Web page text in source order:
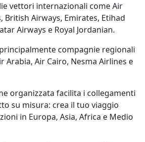
vettori internazionali come Air
British Airways, Emirates, Etihad
Airways e Royal Jordanian.
compagnie regionali
Arabia, Air Cairo, Nesma Airlines e
organizzata facilita i collegamenti
su misura: crea il tuo viaggio
in Europa, Asia, Africa e Medio